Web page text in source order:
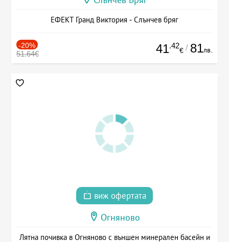
ЕФЕКТ Гранд Виктория - Слънчев бряг
-20%
51.64€ 41.42
€ / 81лв.
виж офертата
Огняново
Лятна почивка в Огняново с външен минерален басейн и